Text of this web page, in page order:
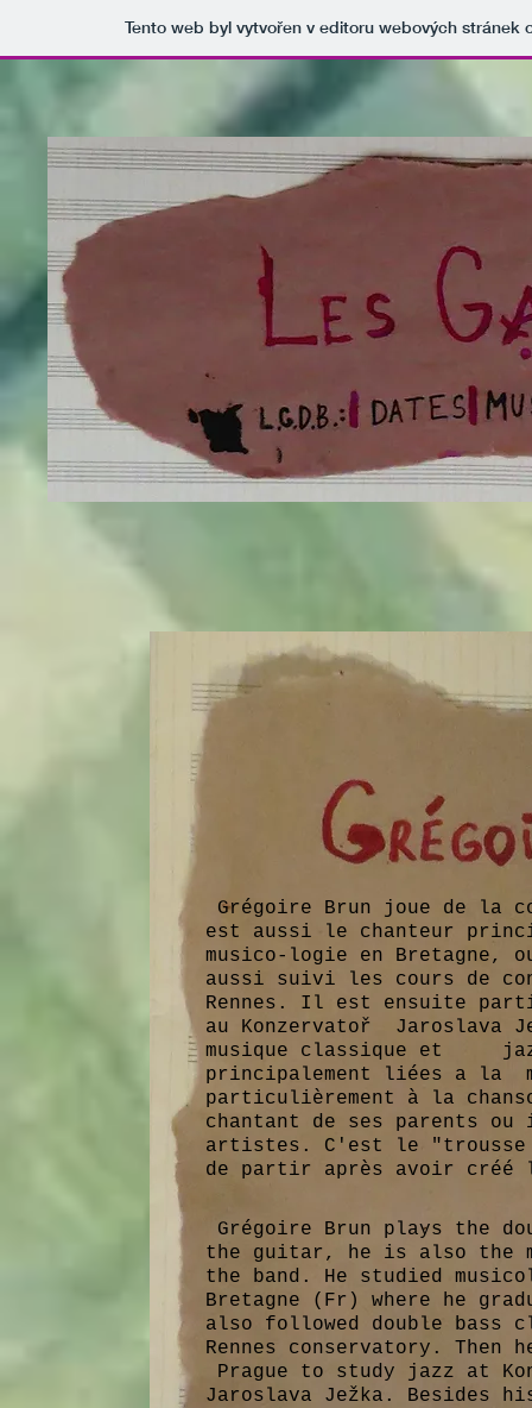
Tento web byl vytvořen v editoru webových stránek
Grégoire Brun joue de la
est aussi le chanteur
musico-logie en
aussi suivi les cours de
Rennes. Il est ensuite
au Konzervatoř Jaroslava
musique classique et
principalement liées a la
particulièrement à la
chantant de ses parents
artistes. C'est le "trousse
de partir après avoir créé
Grégoire Brun plays the
the guitar, he is also the
the band. He studied
Bretagne
(Fr) where he
also followed double bass
Rennes conservatory. Then
Prague to study jazz at
Jaroslava Ježka. Besides